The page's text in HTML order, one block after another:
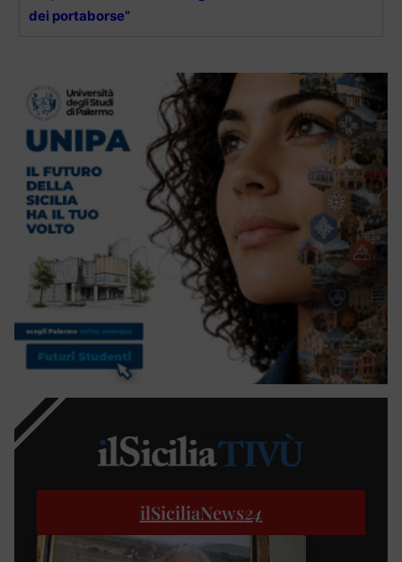
dei portaborse”
ilSiciliaNews24